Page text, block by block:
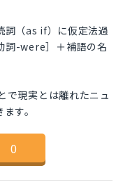
詞（as if）に仮定法過
詞-were］＋補語の名
現実とは離れたニュ
す。
0